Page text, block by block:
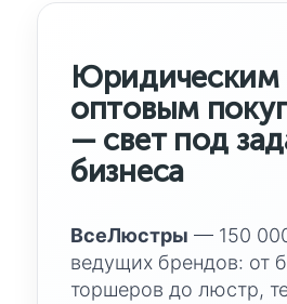
Юридическим
оптовым
— свет под
бизнеса
ВсеЛюстры — 150
ведущих брендов: от
торшеров до люстр,